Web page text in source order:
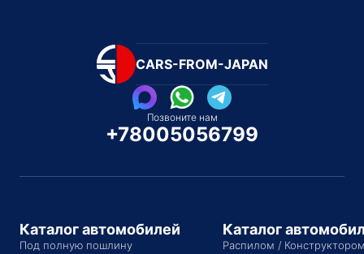
CARS-FROM-JAPAN
Позвоните нам
+78005056799
Каталог автомобилей
Под полную пошлину
Каталог
Распилом /